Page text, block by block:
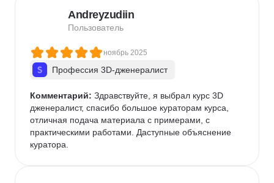
через призму восприятия авторов.Таких денег
однозначно не стоит.
Andreyzudiin
Пользователь
ноябрь 2025
Профессия 3D-дженералист
Комментарий: Здравствуйте, я выбрал курс 3D
дженералист, спасибо большое кураторам курса,
отличная подача материала с примерами, с
практическими работами. Даступные объяснение
куратора.